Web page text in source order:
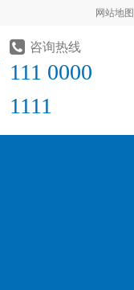
网站地图
咨询热线
111 0000
1111